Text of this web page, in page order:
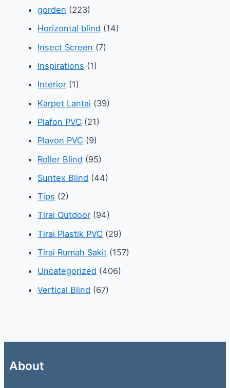
gorden (223)
Horizontal blind (14)
Insect Screen (7)
Inspirations (1)
Interior (1)
Karpet Lantai (39)
Plafon PVC (21)
Plavon PVC (9)
Roller Blind (95)
Suntex Blind (44)
Tips (2)
Tirai Outdoor (94)
Tirai Plastik PVC (29)
Tirai Rumah Sakit (157)
Uncategorized (406)
Vertical Blind (67)
About